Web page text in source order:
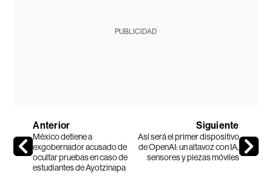
PUBLICIDAD
Anterior
México detiene a
exgobernador acusado de
ocultar pruebas en caso de
estudiantes de Ayotzinapa
Siguiente
Así será el primer dispositivo
de OpenAI: un altavoz con IA,
sensores y piezas móviles